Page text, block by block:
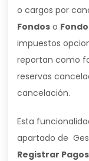
o cargos por
Fondos o
impuestos
reportan como
reservas
cancelación.
Esta
apartado de
Registrar